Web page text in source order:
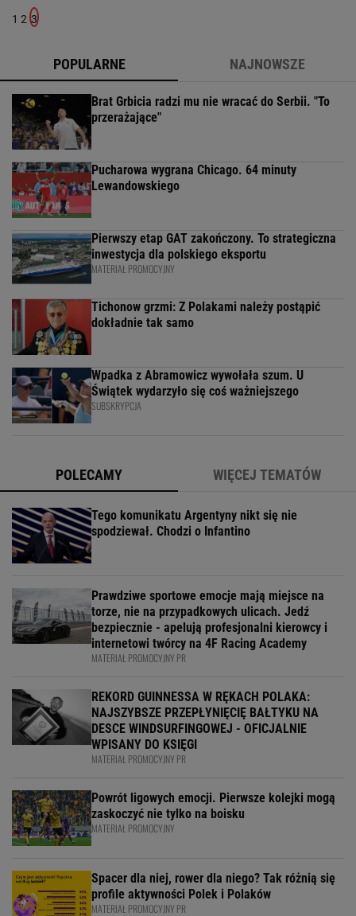
1 2 3
POPULARNE NAJNOWSZE
Brat Grbicia radzi mu nie wracać do Serbii. "To
przerażające"
Pucharowa wygrana Chicago. 64 minuty
Lewandowskiego
Pierwszy etap GAT zakończony. To strategiczna
inwestycja dla polskiego eksportu
MATERIAŁ PROMOCYJNY
Tichonow grzmi: Z Polakami należy postąpić
dokładnie tak samo
Wpadka z Abramowicz wywołała szum. U
Świątek wydarzyło się coś ważniejszego
SUBSKRYPCJA
POLECAMY WIĘCEJ TEMATÓW
Tego komunikatu Argentyny nikt się nie
spodziewał. Chodzi o Infantino
Prawdziwe sportowe emocje mają miejsce na
torze, nie na przypadkowych ulicach. Jedź
bezpiecznie - apelują profesjonalni kierowcy i
internetowi twórcy na 4F Racing Academy
MATERIAŁ PROMOCYJNY PR
REKORD GUINNESSA W RĘKACH POLAKA:
NAJSZYBSZE PRZEPŁYNIĘCIĘ BAŁTYKU NA
DESCE WINDSURFINGOWEJ - OFICJALNIE
WPISANY DO KSIĘGI
MATERIAŁ PROMOCYJNY PR
Powrót ligowych emocji. Pierwsze kolejki mogą
zaskoczyć nie tylko na boisku
MATERIAŁ PROMOCYJNY
Spacer dla niej, rower dla niego? Tak różnią się
profile aktywności Polek i Polaków
MATERIAŁ PROMOCYJNY PR